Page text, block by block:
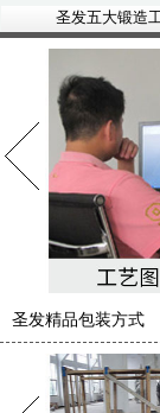
圣发五大锻造
圣发精品包装方式